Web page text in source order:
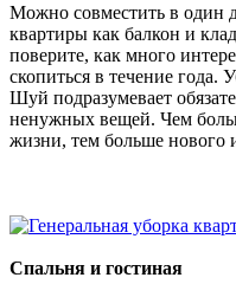
Можно совместить в один
квартиры как балкон и
поверите, как много
скопиться в течение
Шуй подразумевает
ненужных вещей. Чем
жизни, тем больше нового
Спальня и гостиная